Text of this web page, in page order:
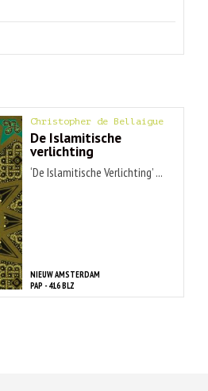
Christopher de Bellaigue
De Islamitische
verlichting
‘De Islamitische Verlichting’ ...
NIEUW AMSTERDAM
PAP - 416 BLZ